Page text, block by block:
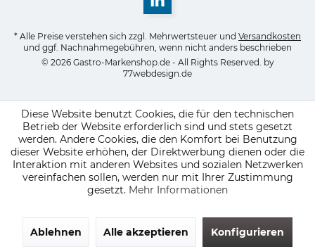
* Alle Preise verstehen sich zzgl. Mehrwertsteuer und Versandkosten
und ggf. Nachnahmegebühren, wenn nicht anders beschrieben
© 2026 Gastro-Markenshop.de - All Rights Reserved. by
77webdesign.de
Diese Website benutzt Cookies, die für den technischen
Betrieb der Website erforderlich sind und stets gesetzt
werden. Andere Cookies, die den Komfort bei Benutzung
dieser Website erhöhen, der Direktwerbung dienen oder die
Interaktion mit anderen Websites und sozialen Netzwerken
vereinfachen sollen, werden nur mit Ihrer Zustimmung
gesetzt. Mehr Informationen
Ablehnen Alle akzeptieren Konfigurieren